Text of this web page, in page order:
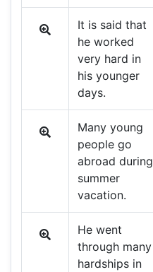
It is said that
he worked
very hard in
his younger
days.
Many young
people go
abroad during
summer
vacation.
He went
through many
hardships in